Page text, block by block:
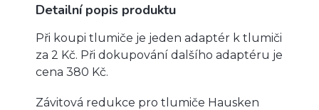
Detailní popis produktu
Při koupi tlumiče je jeden adaptér k tlumiči
za 2 Kč. Při dokupování dalšího adaptéru je
cena 380 Kč.
Závitová redukce pro tlumiče Hausken